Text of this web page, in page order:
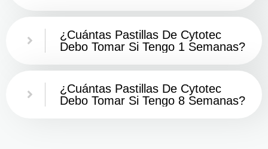
¿Cuántas Pastillas De Cytotec
Debo Tomar Si Tengo 1 Semanas?
¿Cuántas Pastillas De Cytotec
Debo Tomar Si Tengo 8 Semanas?